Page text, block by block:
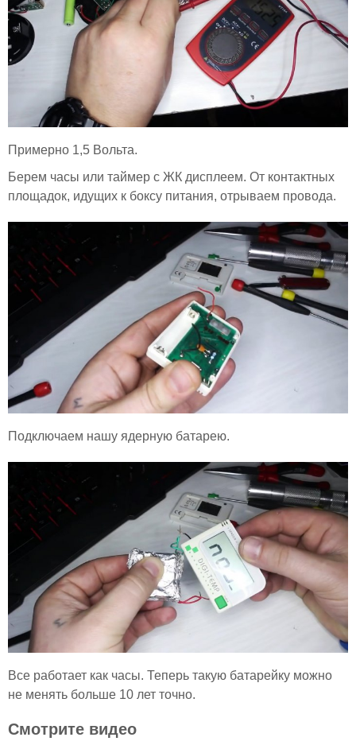
Примерно 1,5 Вольта.
Берем часы или таймер с ЖК дисплеем. От контактных
площадок, идущих к боксу питания, отрываем провода.
Подключаем нашу ядерную батарею.
Все работает как часы. Теперь такую батарейку можно
не менять больше 10 лет точно.
Смотрите видео